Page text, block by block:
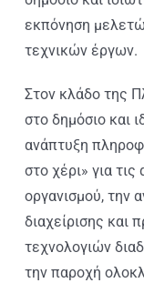
εκπόνηση
τεχνικών έργων.
Στον κλάδο της
στο δημόσιο και
ανάπτυξη
στο χέρι» για
οργανισμού, την
διαχείρισης
τεχνολογιών
την παροχή